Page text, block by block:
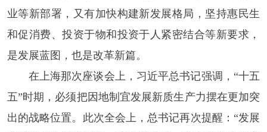
业等新部署，又有加快构建新发展格局，坚持惠民生
和促消费、投资于物和投资于人紧密结合等新要求，
是发展蓝图，也是改革新篇。
在上海那次座谈会上，习近平总书记强调，“十五
五”时期，必须把因地制宜发展新质生产力摆在更加突
出的战略位置。此次全会上，总书记再次提醒：“发展